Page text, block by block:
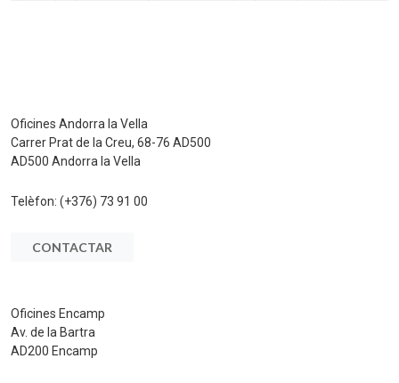
Oficines Andorra la Vella
Carrer Prat de la Creu, 68-76 AD500
AD500 Andorra la Vella
Telèfon: (+376) 73 91 00
CONTACTAR
Oficines Encamp
Av. de la Bartra
AD200 Encamp